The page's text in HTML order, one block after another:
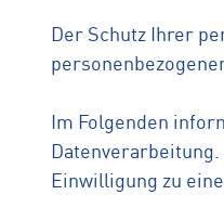
Der Schutz Ihrer
Im Folgenden
Einwilligung zu